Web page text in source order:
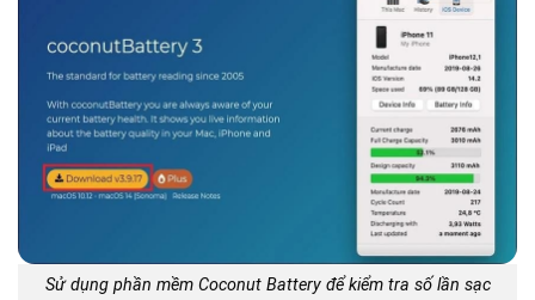
Sử dụng phần mềm Coconut Battery để kiểm tra số lần sạc